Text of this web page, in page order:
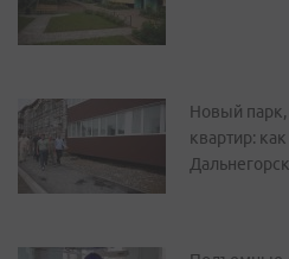
Новый парк,
квартир:
Дальнегорск